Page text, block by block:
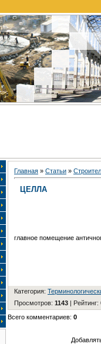
Главная » Статьи »
ЦЕЛЛА
главное помещение
Категория:
Просмотров: 1143 | Рейтинг:
Всего комментариев: 0